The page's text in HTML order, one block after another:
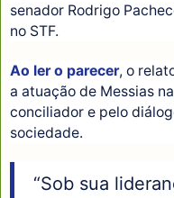
senador Rodrigo
no STF.
Ao ler o parecer, o
a atuação de Messias
conciliador e pelo
sociedade.
“Sob sua